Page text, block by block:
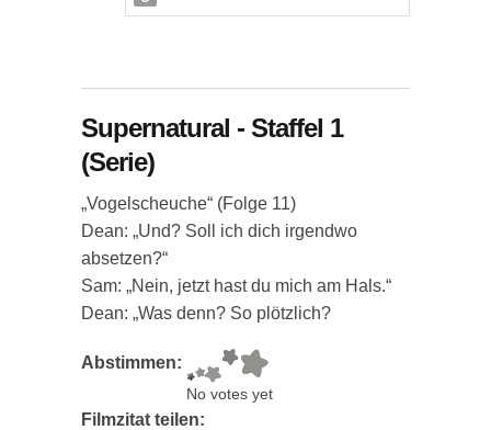
Supernatural - Staffel 1
(Serie)
„Vogelscheuche“ (Folge 11)
Dean: „Und? Soll ich dich irgendwo
absetzen?“
Sam: „Nein, jetzt hast du mich am Hals.“
Dean: „Was denn? So plötzlich?
Abstimmen:
No votes yet
Filmzitat teilen: